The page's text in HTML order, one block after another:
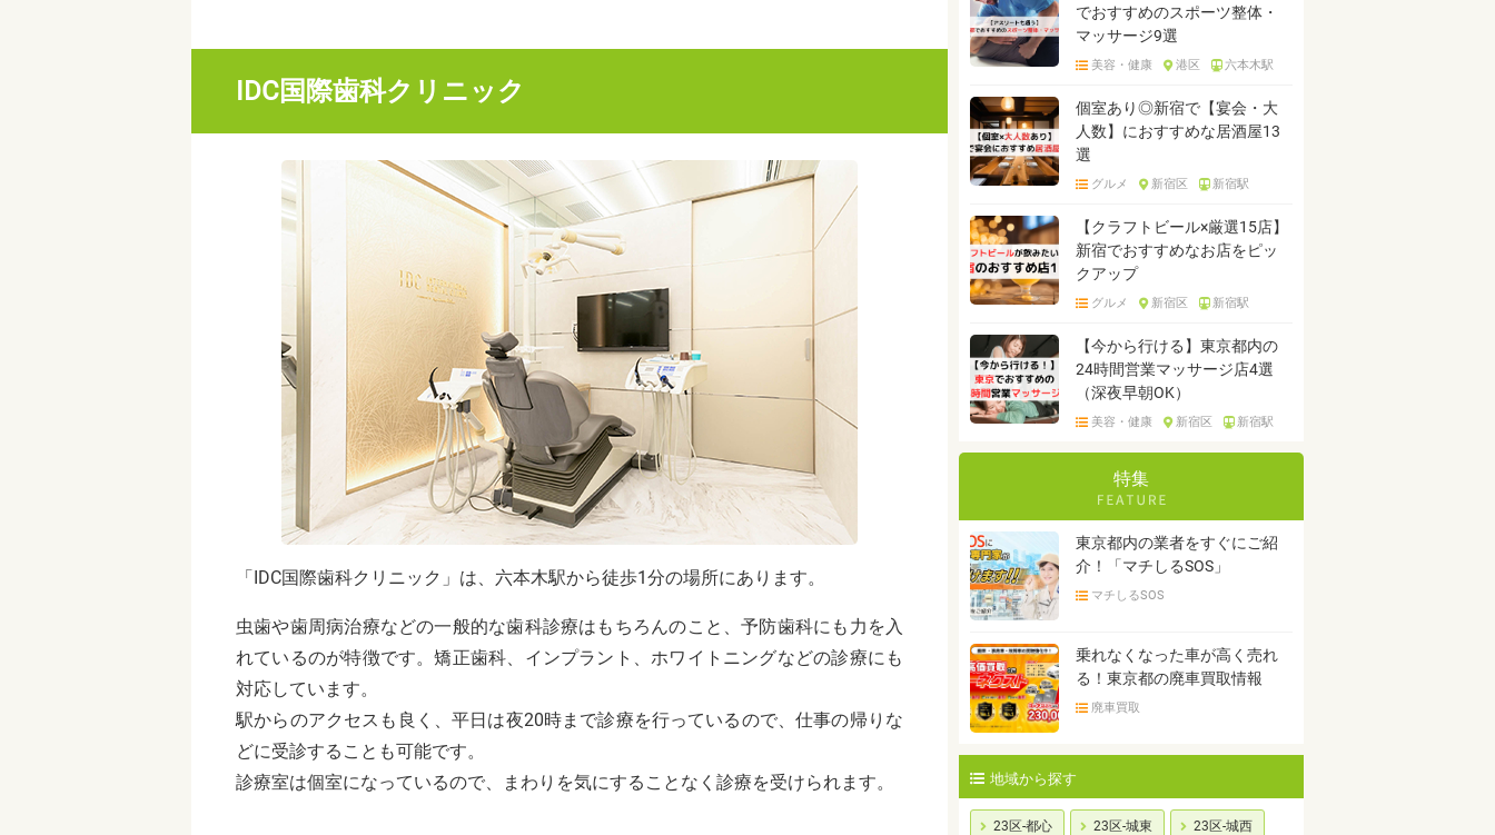
IDC国際歯科クリニック
「IDC国際歯科クリニック」は、六本木駅から徒歩1分の場所にあります。
虫歯や歯周病治療などの一般的な歯科診療はもちろんのこと、予防歯科にも力を入
れているのが特徴です。矯正歯科、インプラント、ホワイトニングなどの診療にも
対応しています。
駅からのアクセスも良く、平日は夜20時まで診療を行っているので、仕事の帰りな
どに受診することも可能です。
診療室は個室になっているので、まわりを気にすることなく診療を受けられます。
でおすすめのスポーツ整体・
マッサージ9選
美容・健康 港区 六本木駅
個室あり◎新宿で【宴会・大
人数】におすすめな居酒屋13
選
グルメ 新宿区 新宿駅
【クラフトビール×厳選15店】
新宿でおすすめなお店をピッ
クアップ
グルメ 新宿区 新宿駅
【今から行ける】東京都内の
24時間営業マッサージ店4選
（深夜早朝OK）
美容・健康 新宿区 新宿駅
特集
東京都内の業者をすぐにご紹
介！「マチしるSOS」
マチしるSOS
乗れなくなった車が高く売れ
る！東京都の廃車買取情報
廃車買取
地域から探す
23区-都心 23区-城東 23区-城西